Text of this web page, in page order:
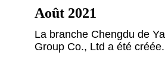
Août 2021
La branche Chengdu de
Group Co., Ltd a été créée.